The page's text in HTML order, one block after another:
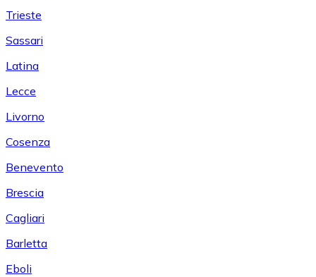
Trieste
Sassari
Latina
Lecce
Livorno
Cosenza
Benevento
Brescia
Cagliari
Barletta
Eboli